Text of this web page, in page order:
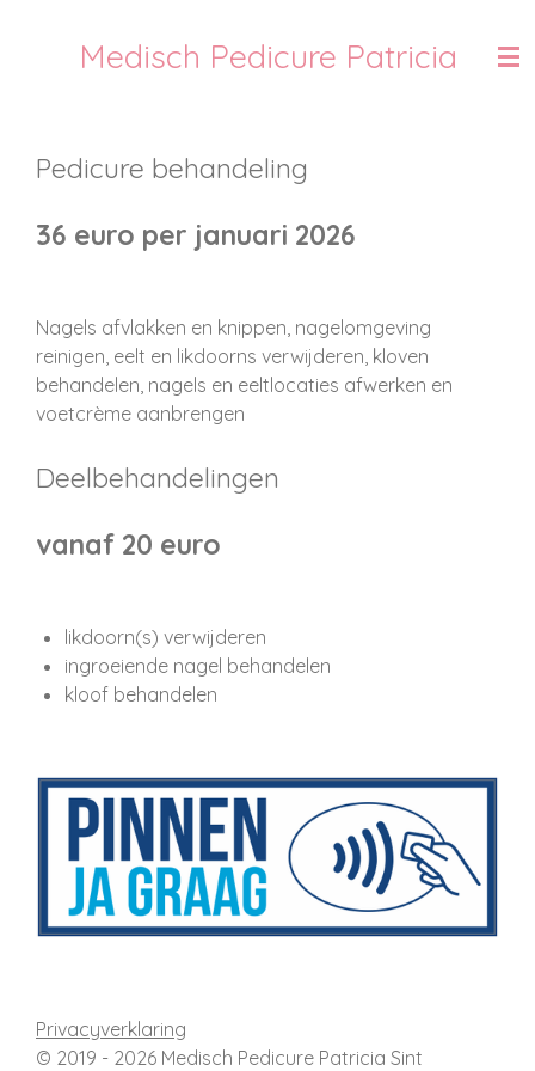
Medisch Pedicure Patricia
Pedicure behandeling
36 euro per januari 2026
Nagels afvlakken en knippen, nagelomgeving
reinigen, eelt en likdoorns verwijderen, kloven
behandelen, nagels en eeltlocaties afwerken en
voetcrème aanbrengen
Deelbehandelingen
vanaf 20 euro
likdoorn(s) verwijderen
ingroeiende nagel behandelen
kloof behandelen
Privacyverklaring
© 2019 - 2026 Medisch Pedicure Patricia Sint